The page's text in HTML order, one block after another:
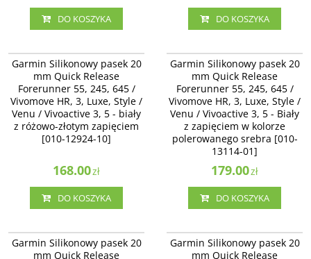
DO KOSZYKA DO KOSZYKA
Garmin Silikonowy pasek 20 mm
Quick Release Forerunner 55, 245,
645 / Vivomove HR, 3, Luxe, Style /
Venu / Vivoactive 3 - biały z
różowo-złotym zapięciem [010-
12924-10]
Garmin Silikonowy pasek 20
mm Quick Release
Forerunner 55, 245, 645 /
Vivomove HR, 3, Luxe, Style /
Venu / Vivoactive 3, 5 - biały
z różowo-złotym zapięciem
[010-12924-10]
168.00zł
DO KOSZYKA
Garmin Silikonowy pasek 20 mm
Quick Release Forerunner 55, 245,
645 / Vivomove HR, 3, Luxe, Style /
Venu / Vivoactive 3 - Biały z
zapięciem w kolorze polerowanego
srebra [010-13114-01]
Garmin Silikonowy pasek 20
mm Quick Release
Forerunner 55, 245, 645 /
Vivomove HR, 3, Luxe, Style /
Venu / Vivoactive 3, 5 - Biały
z zapięciem w kolorze
polerowanego srebra [010-
13114-01]
179.00zł
DO KOSZYKA
Garmin Silikonowy pasek 20 mm
Quick Release Forerunner 55, 245,
645 / Vivomove HR, 3, Luxe, Style /
Garmin Silikonowy pasek 20
mm Quick Release
Garmin Silikonowy pasek 20 mm
Quick Release Forerunner 55, 245,
645 / Vivomove HR, 3, Luxe, Style /
Garmin Silikonowy pasek 20
mm Quick Release